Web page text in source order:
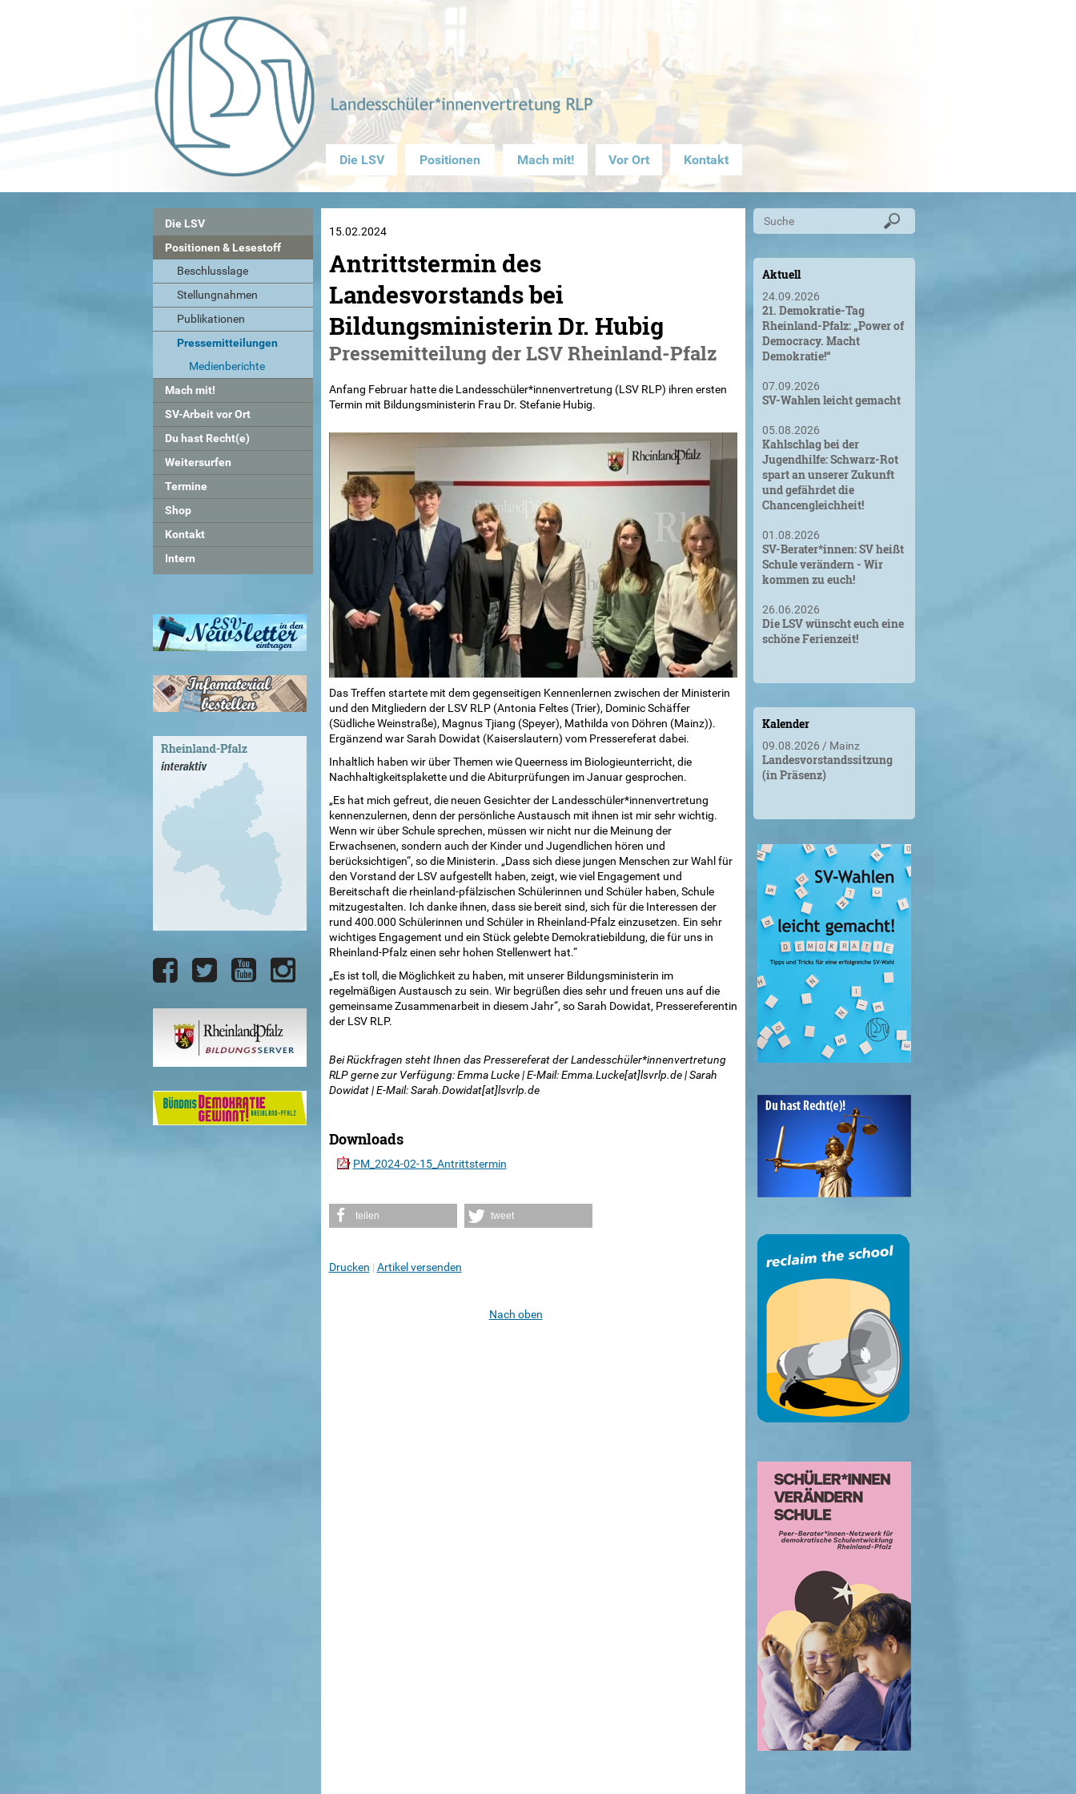
Die LSV Positionen Mach mit! Vor Ort Kontakt
Die LSV
Positionen & Lesestoff
Beschlusslage
Stellungnahmen
Publikationen
Pressemitteilungen
Medienberichte
Mach mit!
SV-Arbeit vor Ort
Du hast Recht(e)
Weitersurfen
Termine
Shop
Kontakt
Intern
15.02.2024
Antrittstermin des
Landesvorstands bei
Bildungsministerin Dr. Hubig
Pressemitteilung der LSV Rheinland-Pfalz
Anfang Februar hatte die Landesschüler*innenvertretung (LSV RLP) ihren ersten
Termin mit Bildungsministerin Frau Dr. Stefanie Hubig.
Das Treffen startete mit dem gegenseitigen Kennenlernen zwischen der Ministerin
und den Mitgliedern der LSV RLP (Antonia Feltes (Trier), Dominic Schäffer
(Südliche Weinstraße), Magnus Tjiang (Speyer), Mathilda von Döhren (Mainz)).
Ergänzend war Sarah Dowidat (Kaiserslautern) vom Pressereferat dabei.
Inhaltlich haben wir über Themen wie Queerness im Biologieunterricht, die
Nachhaltigkeitsplakette und die Abiturprüfungen im Januar gesprochen.
„Es hat mich gefreut, die neuen Gesichter der Landesschüler*innenvertretung
kennenzulernen, denn der persönliche Austausch mit ihnen ist mir sehr wichtig.
Wenn wir über Schule sprechen, müssen wir nicht nur die Meinung der
Erwachsenen, sondern auch der Kinder und Jugendlichen hören und
berücksichtigen“, so die Ministerin. „Dass sich diese jungen Menschen zur Wahl für
den Vorstand der LSV aufgestellt haben, zeigt, wie viel Engagement und
Bereitschaft die rheinland-pfälzischen Schülerinnen und Schüler haben, Schule
mitzugestalten. Ich danke ihnen, dass sie bereit sind, sich für die Interessen der
rund 400.000 Schülerinnen und Schüler in Rheinland-Pfalz einzusetzen. Ein sehr
wichtiges Engagement und ein Stück gelebte Demokratiebildung, die für uns in
Rheinland-Pfalz einen sehr hohen Stellenwert hat.“
„Es ist toll, die Möglichkeit zu haben, mit unserer Bildungsministerin im
regelmäßigen Austausch zu sein. Wir begrüßen dies sehr und freuen uns auf die
gemeinsame Zusammenarbeit in diesem Jahr“, so Sarah Dowidat, Pressereferentin
der LSV RLP.
Bei Rückfragen steht Ihnen das Pressereferat der Landesschüler*innenvertretung
RLP gerne zur Verfügung: Emma Lucke | E-Mail: Emma.Lucke[at]lsvrlp.de | Sarah
Dowidat | E-Mail: Sarah.Dowidat[at]lsvrlp.de
Downloads
PM_2024-02-15_Antrittstermin
teilen tweet
Drucken Artikel versenden
Nach oben
Aktuell
24.09.2026
21. Demokratie-Tag
Rheinland-Pfalz: „Power of
Democracy. Macht
Demokratie!“
07.09.2026
SV-Wahlen leicht gemacht
05.08.2026
Kahlschlag bei der
Jugendhilfe: Schwarz-Rot
spart an unserer Zukunft
und gefährdet die
Chancengleichheit!
01.08.2026
SV-Berater*innen: SV heißt
Schule verändern - Wir
kommen zu euch!
26.06.2026
Die LSV wünscht euch eine
schöne Ferienzeit!
Kalender
09.08.2026 Mainz
Landesvorstandssitzung
(in Präsenz)